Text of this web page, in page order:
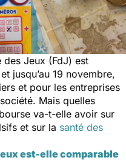
des Jeux (FdJ) est
jusqu’au 19 novembre,
et pour les entreprises
Mais quelles
va-t-elle avoir sur
et sur la santé des
est-elle comparable